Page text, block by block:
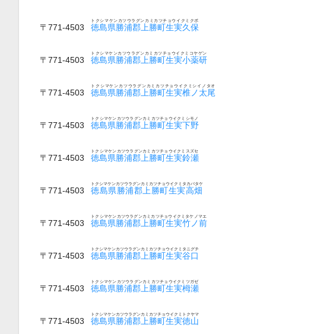
〒771-4503 徳島県勝浦郡上勝町生実久保
トクシマケンカツウラグンカミカツチョウイクミクボ
〒771-4503 徳島県勝浦郡上勝町生実小薬研
トクシマケンカツウラグンカミカツチョウイクミコヤゲン
〒771-4503 徳島県勝浦郡上勝町生実椎ノ太尾
トクシマケンカツウラグンカミカツチョウイクミシイノタオ
〒771-4503 徳島県勝浦郡上勝町生実下野
トクシマケンカツウラグンカミカツチョウイクミシモノ
〒771-4503 徳島県勝浦郡上勝町生実鈴瀬
トクシマケンカツウラグンカミカツチョウイクミスズセ
〒771-4503 徳島県勝浦郡上勝町生実高畑
トクシマケンカツウラグンカミカツチョウイクミタカバタケ
〒771-4503 徳島県勝浦郡上勝町生実竹ノ前
トクシマケンカツウラグンカミカツチョウイクミタケノマエ
〒771-4503 徳島県勝浦郡上勝町生実谷口
トクシマケンカツウラグンカミカツチョウイクミタニグチ
〒771-4503 徳島県勝浦郡上勝町生実栂瀬
トクシマケンカツウラグンカミカツチョウイクミツガゼ
〒771-4503 徳島県勝浦郡上勝町生実徳山
トクシマケンカツウラグンカミカツチョウイクミトクヤマ